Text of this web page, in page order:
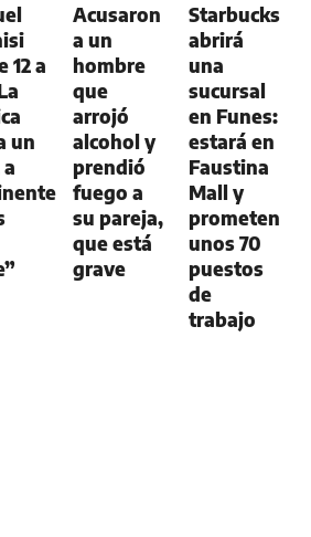
12 a
un
Acusaron
a un
hombre
que
arrojó
alcohol y
prendió
fuego a
su pareja,
que está
grave
Starbucks
abrirá
una
sucursal
en Funes:
estará en
Faustina
Mall y
prometen
unos 70
puestos
de
trabajo